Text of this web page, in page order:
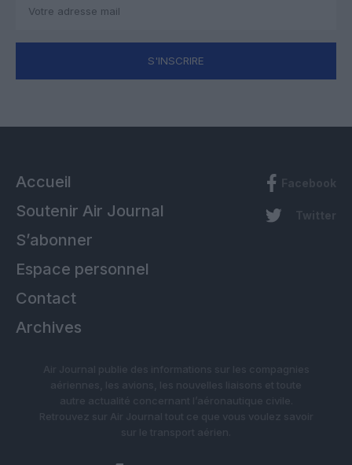
S'INSCRIRE
Accueil
Soutenir Air Journal
S’abonner
Espace personnel
Contact
Archives